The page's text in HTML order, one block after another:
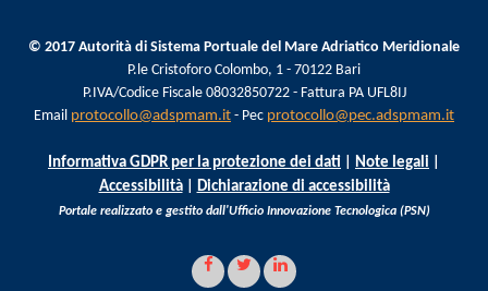
© 2017 Autorità di Sistema Portuale del Mare Adriatico Meridionale
P.le Cristoforo Colombo, 1 - 70122 Bari
P.IVA/Codice Fiscale 08032850722 - Fattura PA UFL8IJ
Email protocollo@adspmam.it - Pec protocollo@pec.adspmam.it
Informativa GDPR per la protezione dei dati Note legali
Accessibilità| Dichiarazione di accessibilità
Portale realizzato e gestito dall'Ufficio Innovazione Tecnologica (PSN)